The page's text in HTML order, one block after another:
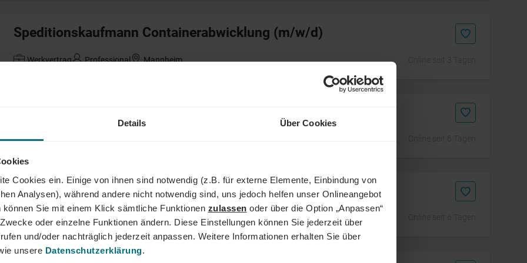
Details Über Cookies
Cookies ein. Einige von ihnen sind notwendig (z.B. für externe Elemente, Einbindung von
Analysen), während andere nicht notwendig sind, uns jedoch helfen unser Onlineangebot
Sie mit einem Klick sämtliche Funktionen zulassen oder über die Option „Anpassen“
oder einzelne Funktionen ändern. Diese Einstellungen können Sie jederzeit über
und/oder nachträglich jederzeit anpassen. Weitere Informationen erhalten Sie über
unsere Datenschutzerklärung.
Speditionskaufmann Containerabwicklung (m/w/d)
Werkvertrag Professional Mannheim
Festanstellung
Strategischer Einkäufer / Metal Trader (m/w/d)
Festanstellung Professional Hockenheim